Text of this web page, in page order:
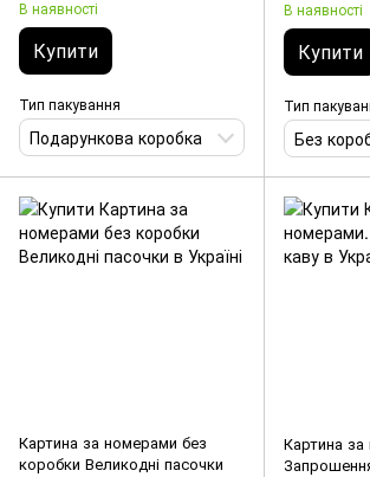
В наявності
Купити
Тип пакування
Подарункова коробка
В наявності
Купити
Тип
Без
Картина за номерами без
коробки Великодні пасочки
Картина